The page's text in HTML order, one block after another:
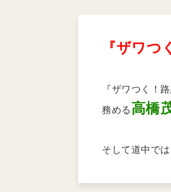
『ザワつ
『ザワつく！
務める 高橋
そして道中では